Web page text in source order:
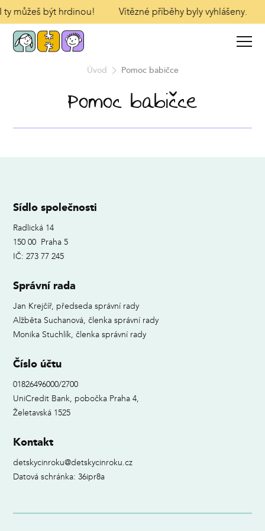
ty můžeš být hrdinou! Vítězné příběhy byly vyhlášeny.
Úvod Pomoc babičce
Pomoc babičce
Sídlo společnosti
Radlická 14
150 00 Praha 5
IČ: 273 77 245
Správní rada
Jan Krejčíř, předseda správní rady
Alžběta Suchanová, členka správní rady
Monika Stuchlík, členka správní rady
Číslo účtu
01826496000/2700
UniCredit Bank, pobočka Praha 4,
Želetavská 1525
Kontakt
detskycinroku@detskycinroku.cz
Datová schránka: 36ipr8a